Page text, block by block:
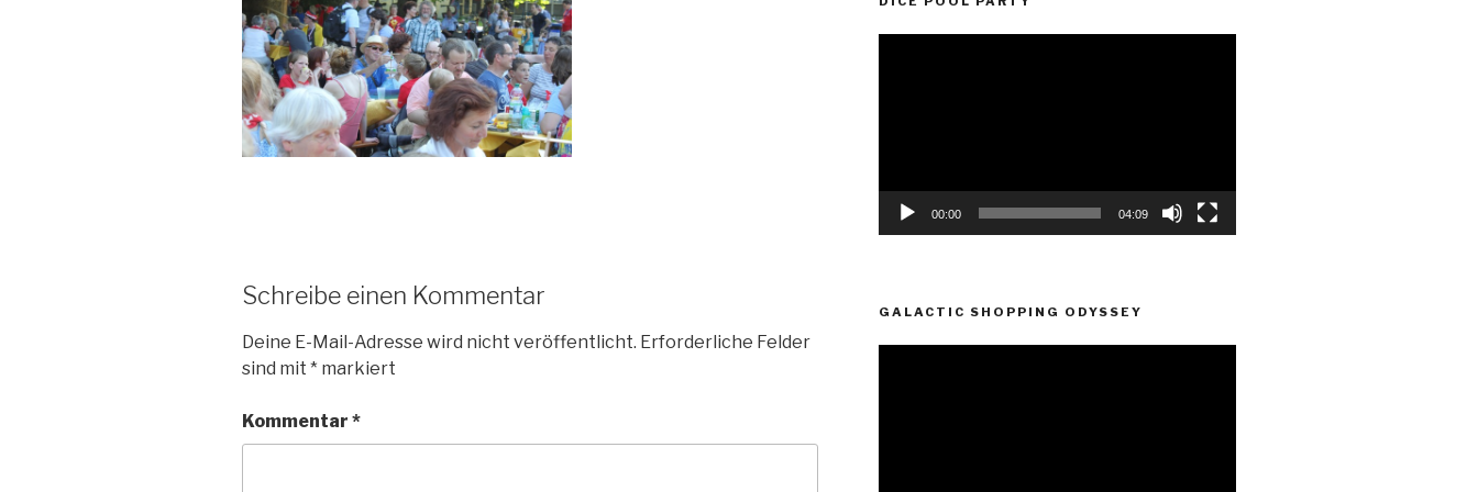
Schreibe einen Kommentar
Deine E-Mail-Adresse wird nicht veröffentlicht. Erforderliche Felder
sind mit * markiert
Kommentar *
00:00 04:09
GALACTIC SHOPPING ODYSSEY